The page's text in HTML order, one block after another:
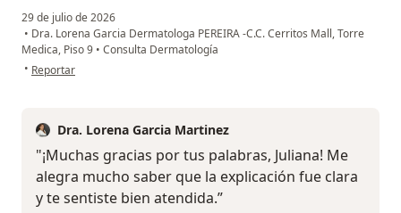
29 de julio de 2026
• Dra. Lorena Garcia Dermatologa PEREIRA -C.C. Cerritos Mall, Torre
Medica, Piso 9 • Consulta Dermatología
• en opinión del usuario Juliana
Reportar
Dra. Lorena Garcia Martinez
"¡Muchas gracias por tus palabras, Juliana! Me
alegra mucho saber que la explicación fue clara
y te sentiste bien atendida.”